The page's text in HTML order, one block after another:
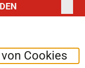
Cookies
LinkedIn